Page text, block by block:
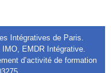
Intégratives de Paris.
IMO, EMDR Intégrative.
d’activité de formation